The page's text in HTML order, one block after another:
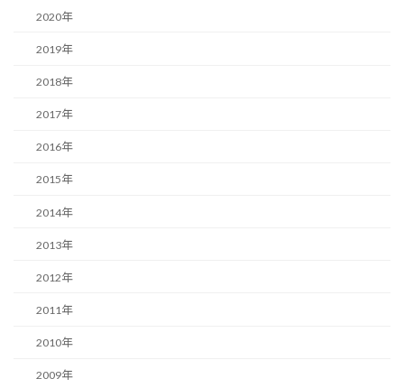
2020年
2019年
2018年
2017年
2016年
2015年
2014年
2013年
2012年
2011年
2010年
2009年